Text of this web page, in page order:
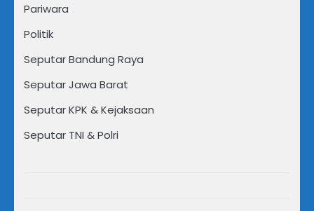
Pariwara
Politik
Seputar Bandung Raya
Seputar Jawa Barat
Seputar KPK & Kejaksaan
Seputar TNI & Polri